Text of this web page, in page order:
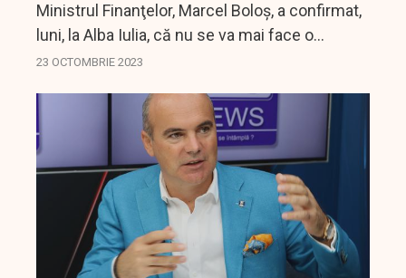
Ministrul Finanţelor, Marcel Boloş, a confirmat,
luni, la Alba Iulia, că nu se va mai face o
rectificare bugetară în acest an, arătând că
23 OCTOMBRIE 2023